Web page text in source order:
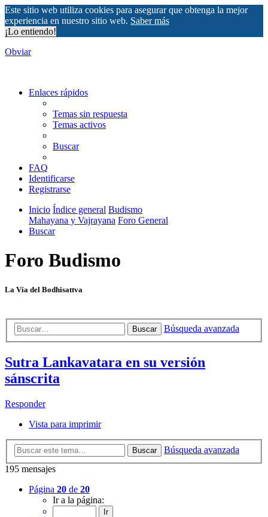
Este sitio web utiliza cookies para asegurar que obtenga la mejor
experiencia en nuestro sitio web. Saber más
¡Lo entiendo!
Obviar
Enlaces rápidos
Temas sin respuesta
Temas activos
Buscar
FAQ
Identificarse
Registrarse
Inicio Índice general Budismo
Mahayana y Vajrayana Foro General
Buscar
Foro Budismo
La Vía del Bodhisattva
Buscar Búsqueda avanzada
Sutra Lankavatara en su versión
sánscrita
Responder
Vista para imprimir
Buscar
Búsqueda avanzada
195 mensajes
Página 20 de 20
Ir a la página: